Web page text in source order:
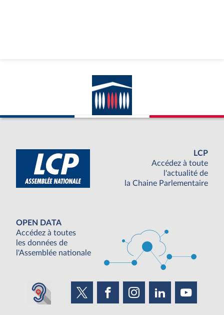
LCP
Accédez à toute
l'actualité de
la Chaine Parlementaire
OPEN DATA
Accédez à toutes
les données de
l'Assemblée nationale